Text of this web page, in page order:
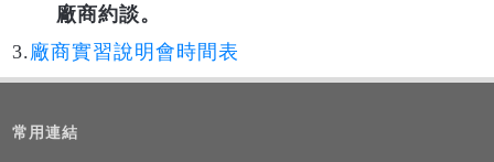
廠商約談。
3.廠商實習說明會時間表
常用連結